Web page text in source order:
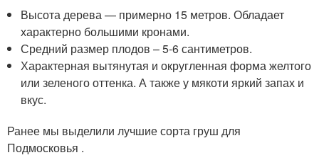
Высота дерева — примерно 15 метров. Обладает
характерно большими кронами.
Средний размер плодов – 5-6 сантиметров.
Характерная вытянутая и округленная форма желтого
или зеленого оттенка. А также у мякоти яркий запах и
вкус.
Ранее мы выделили лучшие сорта груш для
Подмосковья .